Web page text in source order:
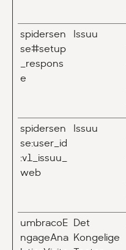
spidersen
se#setup
_respons
e
Issuu
spidersen
se:user_id
:v1_issuu_
web
Issuu
umbracoE
ngageAna
Det
Kongelige